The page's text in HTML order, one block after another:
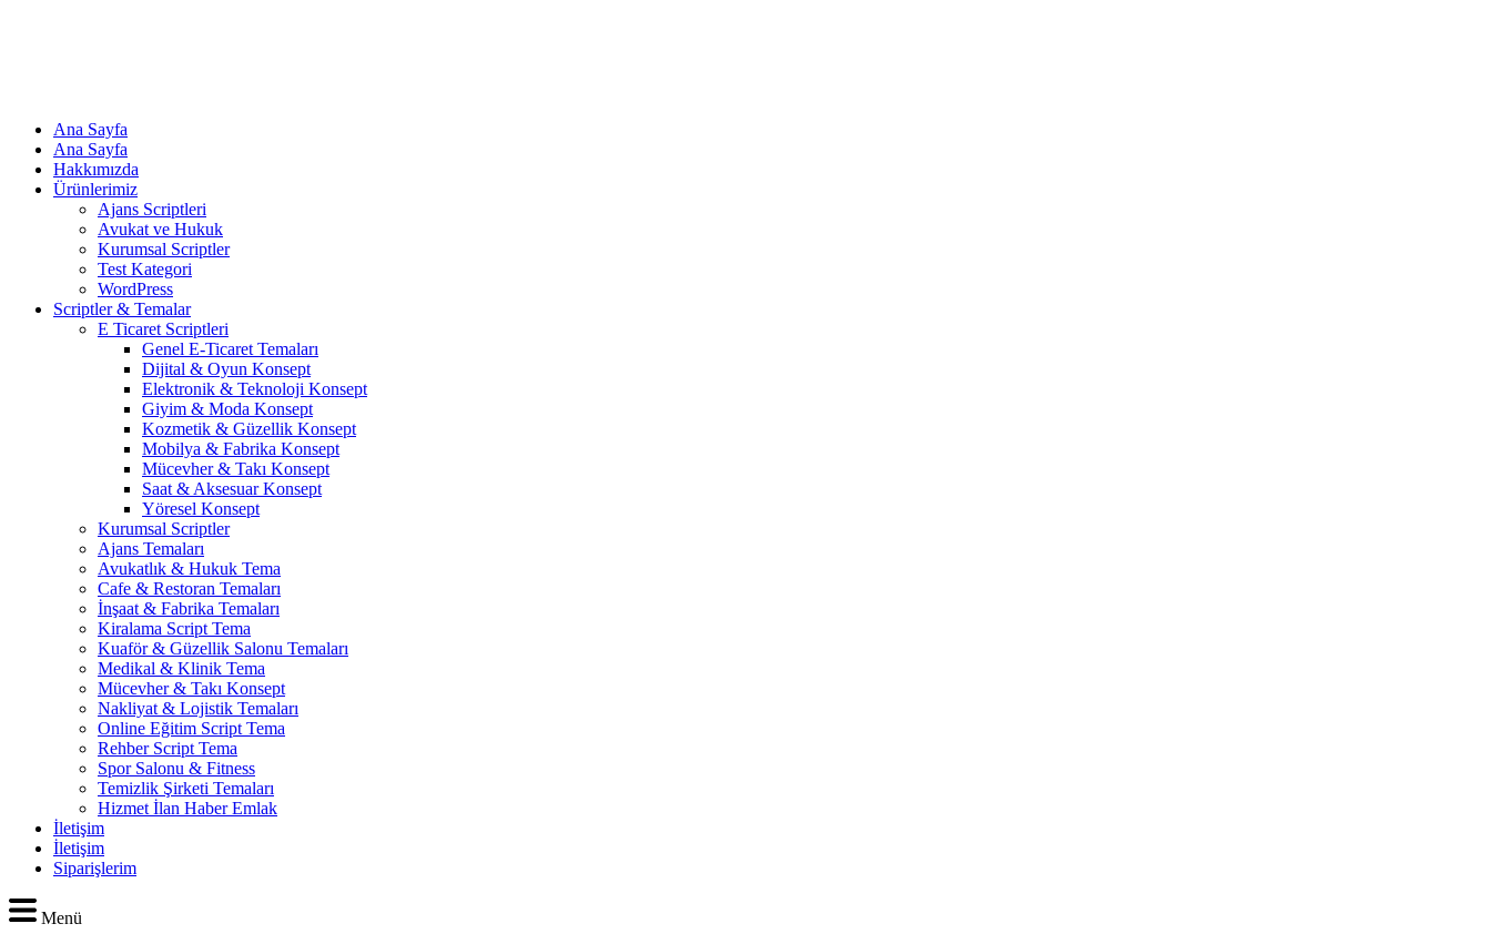
Ana Sayfa
Ana Sayfa
Hakkımızda
Ürünlerimiz
Ajans Scriptleri
Avukat ve Hukuk
Kurumsal Scriptler
Test Kategori
WordPress
Scriptler & Temalar
E Ticaret Scriptleri
Genel E-Ticaret Temaları
Dijital & Oyun Konsept
Elektronik & Teknoloji Konsept
Giyim & Moda Konsept
Kozmetik & Güzellik Konsept
Mobilya & Fabrika Konsept
Mücevher & Takı Konsept
Saat & Aksesuar Konsept
Yöresel Konsept
Kurumsal Scriptler
Ajans Temaları
Avukatlık & Hukuk Tema
Cafe & Restoran Temaları
İnşaat & Fabrika Temaları
Kiralama Script Tema
Kuaför & Güzellik Salonu Temaları
Medikal & Klinik Tema
Mücevher & Takı Konsept
Nakliyat & Lojistik Temaları
Online Eğitim Script Tema
Rehber Script Tema
Spor Salonu & Fitness
Temizlik Şirketi Temaları
Hizmet İlan Haber Emlak
İletişim
İletişim
Siparişlerim
Menü